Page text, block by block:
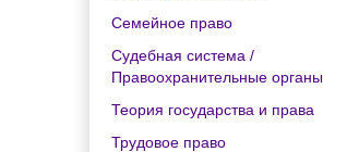
Семейное право
Судебная система /
Правоохранительные органы
Теория государства и права
Трудовое право